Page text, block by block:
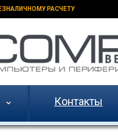
РАСЧЕТУ
Контакты